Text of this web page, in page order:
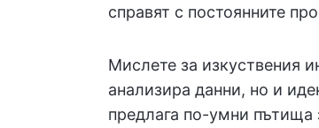
справят с постоянните
Мислете за изкуствения
анализира данни, но и
предлага по-умни пътища